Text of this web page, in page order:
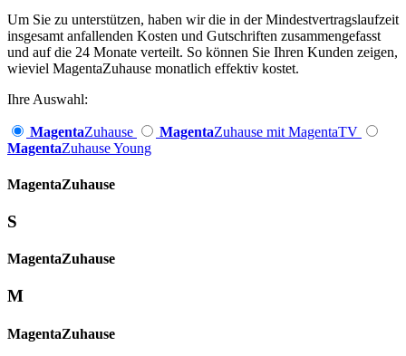
Um Sie zu unterstützen, haben wir die in der Mindestvertragslaufzeit
insgesamt anfallenden Kosten und Gutschriften zusammengefasst
und auf die 24 Monate verteilt. So können Sie Ihren Kunden zeigen,
wieviel MagentaZuhause monatlich effektiv kostet.
Ihre Auswahl:
MagentaZuhause MagentaZuhause mit MagentaTV
MagentaZuhause Young
Magenta­Zuhause
S
Magenta­Zuhause
M
Magenta­Zuhause